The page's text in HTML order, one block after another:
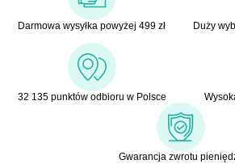
Darmowa wysyłka powyżej 499 zł
Duży
32 135 punktów odbioru w Polsce
Gwarancja zwrotu